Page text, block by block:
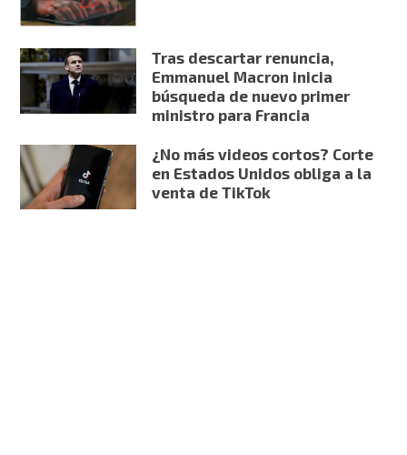
Tras descartar renuncia,
Emmanuel Macron inicia
búsqueda de nuevo primer
ministro para Francia
¿No más videos cortos? Corte
en Estados Unidos obliga a la
venta de TikTok